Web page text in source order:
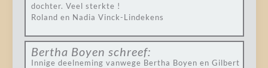
dochter. Veel sterkte !
Roland en Nadia Vinck-Lindekens
Bertha Boyen schreef:
Innige deelneming vanwege Bertha Boyen en Gilbert